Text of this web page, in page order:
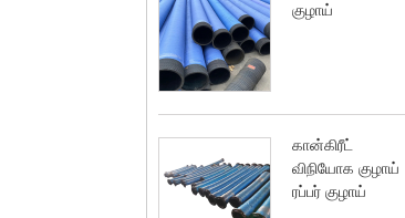
குழாய்
கான்கிரீட்
விநியோக குழாய்
ரப்பர் குழாய்